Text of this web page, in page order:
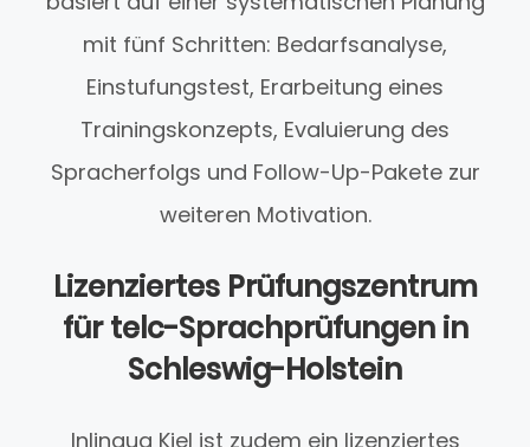
mit fünf Schritten: Bedarfsanalyse,
Einstufungstest, Erarbeitung eines
Trainingskonzepts, Evaluierung des
Spracherfolgs und Follow-Up-Pakete zur
weiteren Motivation.
Lizenziertes Prüfungszentrum
für telc-Sprachprüfungen in
Schleswig-Holstein
Inlingua Kiel ist zudem ein lizenziertes